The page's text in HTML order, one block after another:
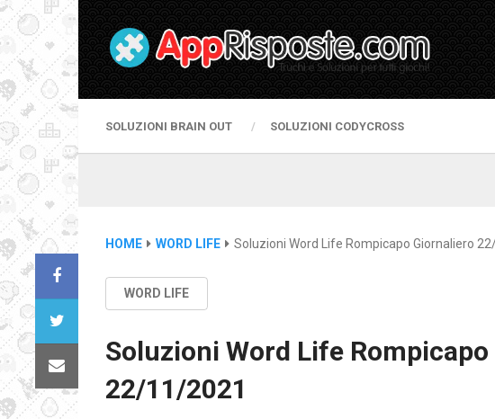
SOLUZIONI BRAIN OUT SOLUZIONI CODYCROSS
HOME WORD LIFE Soluzioni Word Life Rompicapo Giornaliero
WORD LIFE
Soluzioni Word Life
22/11/2021